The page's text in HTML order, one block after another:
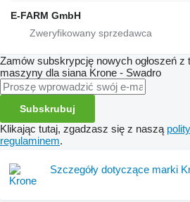
E-FARM GmbH
Zamów subskrypcję nowych ogłoszeń z
maszyny dla siana Krone - Swadro
Subskrubuj
Klikając tutaj, zgadzasz się z naszą
regulaminem.
Szczegóły dotyczące marki